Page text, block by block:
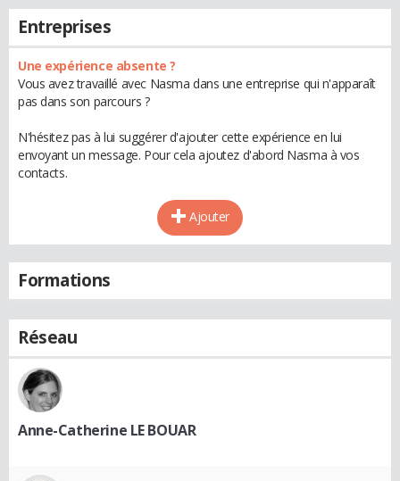
Entreprises
Une expérience absente ?
Vous avez travaillé avec Nasma dans une entreprise qui n'apparaît
pas dans son parcours ?
N'hésitez pas à lui suggérer d'ajouter cette expérience en lui
envoyant un message. Pour cela ajoutez d'abord Nasma à vos
contacts.
Ajouter
Formations
Réseau
Anne-Catherine LE BOUAR